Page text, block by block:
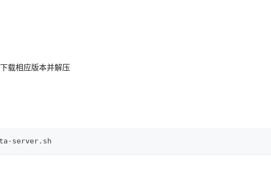
载相应版本并解压
server.sh